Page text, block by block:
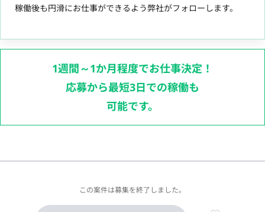
稼働後も円滑にお仕事ができるよう弊社がフォローします。
1週間～1か月程度でお仕事決定！
応募から最短3日での稼働も
可能です。
この案件は募集を終了しました。